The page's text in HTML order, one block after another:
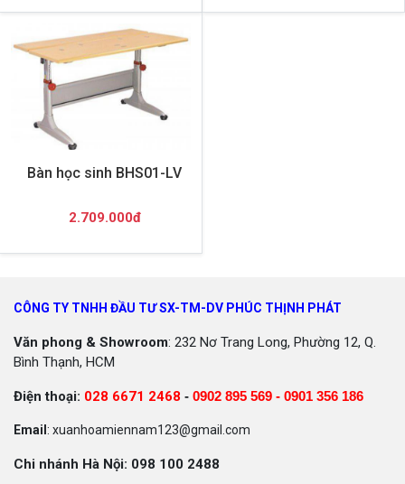
Bàn học sinh BHS01-LV
2.709.000đ
CÔNG TY TNHH ĐẦU TƯ SX-TM-DV PHÚC THỊNH PHÁT
Văn phong & Showroom: 232 Nơ Trang Long, Phường 12, Q.
Bình Thạnh, HCM
Điện thoại: 028 6671 2468 - 0902 895 569 - 0901 356 186
Email : xuanhoamiennam123@gmail.com
Chi nhánh Hà Nội: 098 100 2488